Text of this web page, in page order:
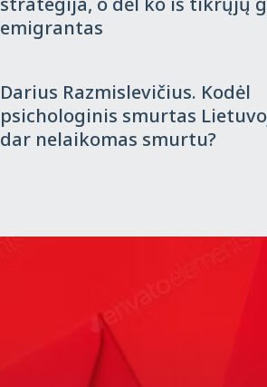
emigrantas
Darius Razmislevičius. Kodėl
psichologinis smurtas
dar nelaikomas smurtu?